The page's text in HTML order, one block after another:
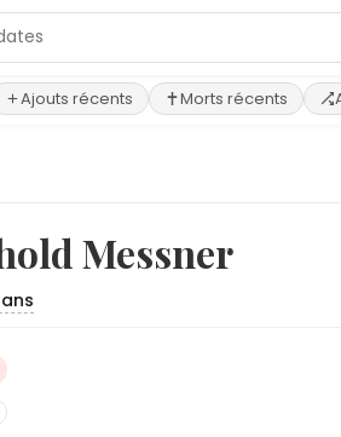
Ajouts récents Morts récents
Messner
ans